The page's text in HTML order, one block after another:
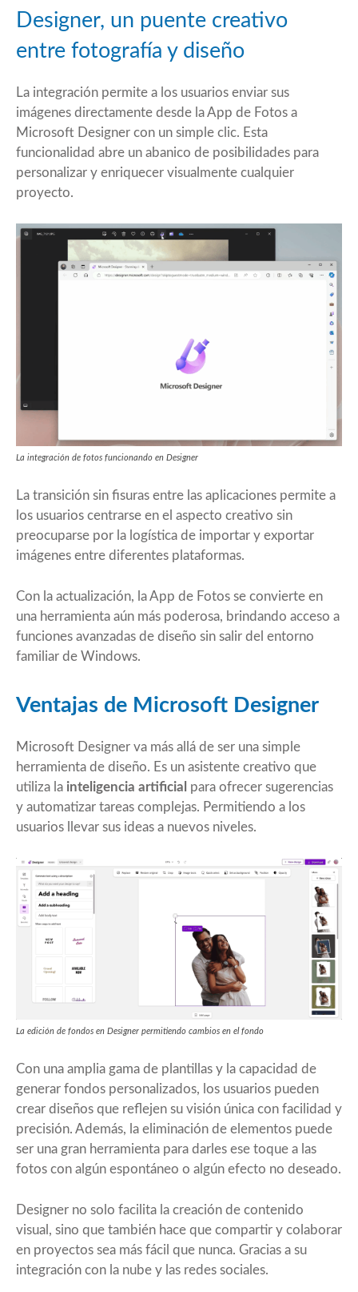
Designer, un puente creativo
entre fotografía y diseño
La integración permite a los usuarios enviar sus
imágenes directamente desde la App de Fotos a
Microsoft Designer con un simple clic. Esta
funcionalidad abre un abanico de posibilidades para
personalizar y enriquecer visualmente cualquier
proyecto.
La integración de fotos funcionando en Designer
La transición sin fisuras entre las aplicaciones permite a
los usuarios centrarse en el aspecto creativo sin
preocuparse por la logística de importar y exportar
imágenes entre diferentes plataformas.
Con la actualización, la App de Fotos se convierte en
una herramienta aún más poderosa, brindando acceso a
funciones avanzadas de diseño sin salir del entorno
familiar de Windows.
Ventajas de Microsoft Designer
Microsoft Designer va más allá de ser una simple
herramienta de diseño. Es un asistente creativo que
utiliza la inteligencia artificial para ofrecer sugerencias
y automatizar tareas complejas. Permitiendo a los
usuarios llevar sus ideas a nuevos niveles.
La edición de fondos en Designer permitiendo cambios en el fondo
Con una amplia gama de plantillas y la capacidad de
generar fondos personalizados, los usuarios pueden
crear diseños que reflejen su visión única con facilidad y
precisión. Además, la eliminación de elementos puede
ser una gran herramienta para darles ese toque a las
fotos con algún espontáneo o algún efecto no deseado.
Designer no solo facilita la creación de contenido
visual, sino que también hace que compartir y colaborar
en proyectos sea más fácil que nunca. Gracias a su
integración con la nube y las redes sociales.